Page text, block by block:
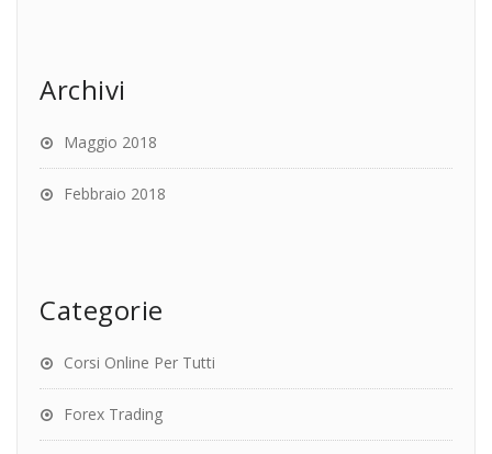
Archivi
Maggio 2018
Febbraio 2018
Categorie
Corsi Online Per Tutti
Forex Trading